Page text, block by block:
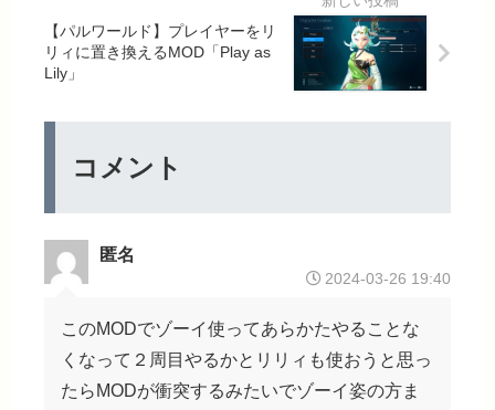
改善
など
まと
め
ン美
化
方法
解説
付き
【パルワールド】プレイヤーをリ
リィに置き換えるMOD「Play as
Lily」
コメント
匿名
2024-03-26 19:40
このMODでゾーイ使ってあらかたやることな
くなって２周目やるかとリリィも使おうと思っ
たらMODが衝突するみたいでゾーイ姿の方ま